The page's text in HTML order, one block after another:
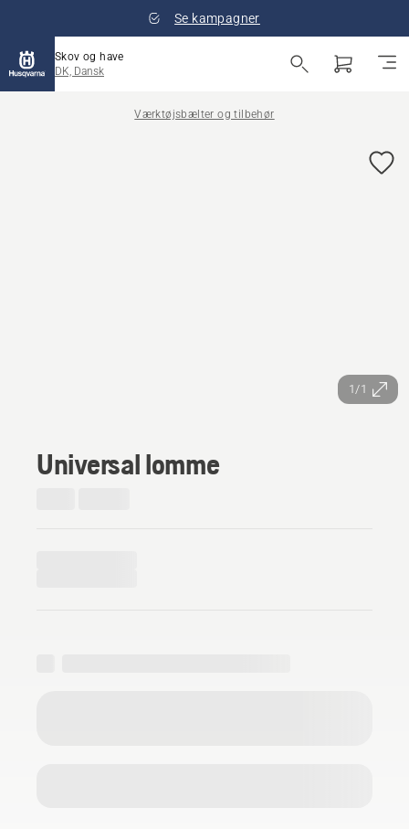
Se kampagner
Skov og have
DK, Dansk
Værktøjsbælter og tilbehør
1/1
Universal lomme